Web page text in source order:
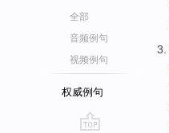
全部
音频例句
视频例句
权威例句